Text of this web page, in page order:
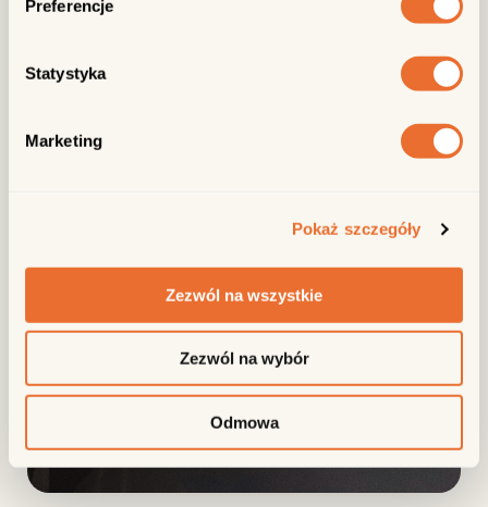
Preferencje
Statystyka
Marketing
Pokaż szczegóły
Zezwól na wszystkie
Zezwól na wybór
Odmowa